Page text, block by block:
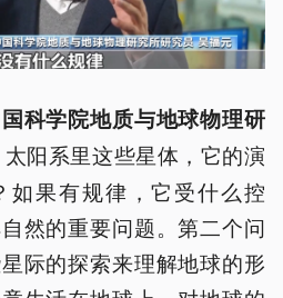
科学院地质与地球物理研
太阳系里这些星体，它的演
如果有规律，它受什么控
然的重要问题。第二个问
际的探索来理解地球的形